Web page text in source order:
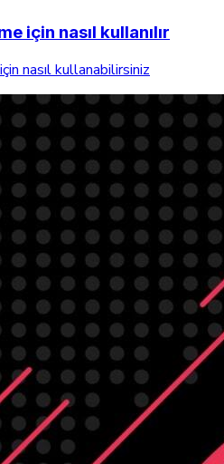
için nasıl kullanılır
nasıl kullanabilirsiniz